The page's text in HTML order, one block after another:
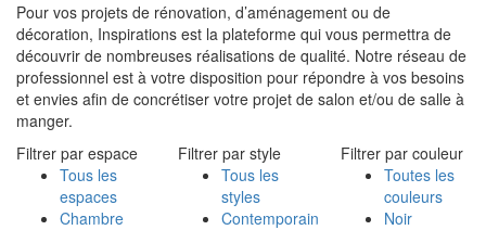
Pour vos projets de rénovation, d’aménagement ou de
décoration, Inspirations est la plateforme qui vous permettra de
découvrir de nombreuses réalisations de qualité. Notre réseau de
professionnel est à votre disposition pour répondre à vos besoins
et envies afin de concrétiser votre projet de salon et/ou de salle à
manger.
Filtrer par espace
Tous les
espaces
Chambre
Filtrer par style
Tous les
styles
Contemporain
Filtrer par couleur
Toutes les
couleurs
Noir